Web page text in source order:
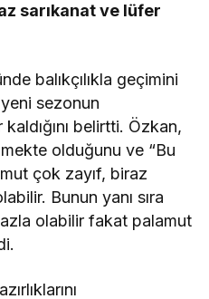
sarıkanat ve lüfer
balıkçılıkla geçimini
sezonun
kaldığını belirtti. Özkan,
olduğunu ve “Bu
çok zayıf, biraz
Bunun yanı sıra
olabilir fakat palamut